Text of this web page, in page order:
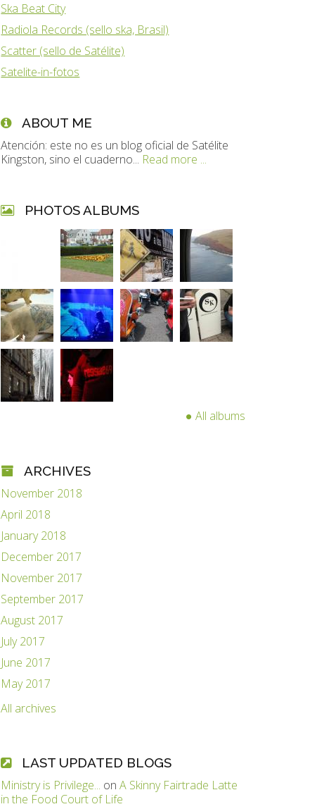
Ska Beat City
Radiola Records (sello ska, Brasil)
Scatter (sello de Satélite)
Satelite-in-fotos
ABOUT ME
Atención: este no es un blog oficial de Satélite
Kingston, sino el cuaderno... Read more ...
PHOTOS ALBUMS
All albums
ARCHIVES
November 2018
April 2018
January 2018
December 2017
November 2017
September 2017
August 2017
July 2017
June 2017
May 2017
All archives
LAST UPDATED BLOGS
Ministry is Privilege... onA Skinny Fairtrade Latte
in the Food Court of Life